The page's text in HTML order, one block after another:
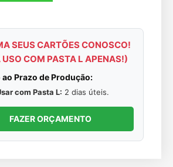
SEUS CARTÕES CONOSCO!
USO COM PASTA L APENAS!)
Prazo de Produção:
com Pasta L: 2 dias úteis.
FAZER ORÇAMENTO